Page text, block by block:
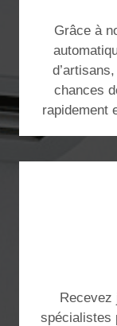
Grâce à
chances
rapidement
Recevez
spécialistes